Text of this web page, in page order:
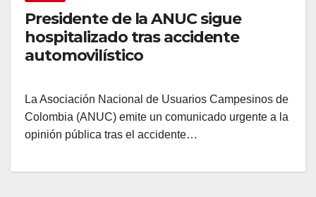
Presidente de la ANUC sigue
hospitalizado tras accidente
automovilístico
La Asociación Nacional de Usuarios Campesinos de
Colombia (ANUC) emite un comunicado urgente a la
opinión pública tras el accidente…